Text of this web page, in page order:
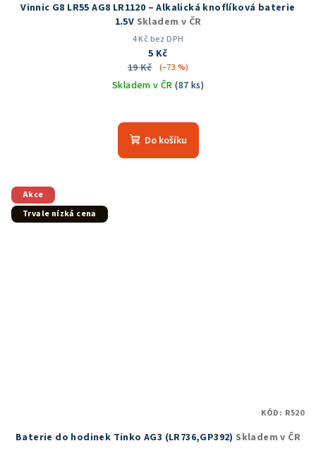
Vinnic G8 LR55 AG8 LR1120 – Alkalická knoflíková baterie
1.5V Skladem v ČR
4 Kč bez DPH
5 Kč
19 Kč
(–73 %)
Skladem v ČR(87 ks)
Do košíku
Akce
Trvale nízká cena
Baterie do hodinek Tinko AG3 (LR736,GP392) Skladem v ČR
KÓD: R520